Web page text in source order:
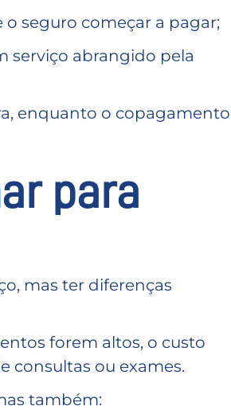
seguro começar a pagar;
serviço abrangido pela
enquanto o copagamento
para
mas ter diferenças
forem altos, o custo
consultas ou exames.
também: